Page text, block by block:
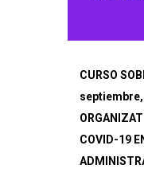
CURSO
septiembre,
COVID-19